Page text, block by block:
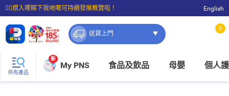
☝🏼㩒入嚟睇下我哋嘅可持續發展概覽啦！
⭐購物滿$399即享免費送貨；滿$100即可免費店取。
English
送貨上門
0
所有產品
新
My PNS 食品及飲品 母嬰 個人